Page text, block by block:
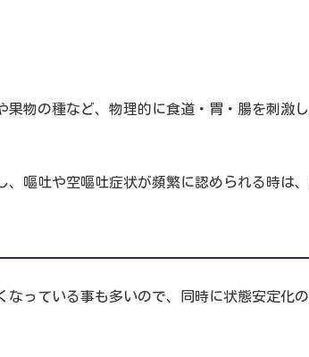
物の種など、物理的に食道・胃・腸を刺激し
嘔吐や空嘔吐症状が頻繁に認められる時は
っている事も多いので、同時に状態安定化